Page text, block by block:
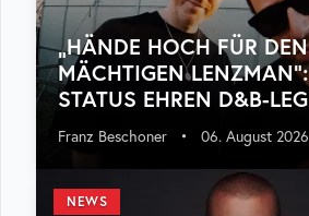
„HÄNDE HOCH FÜR DEN
MÄCHTIGEN
STATUS EHREN D&B-
Franz Beschoner • 06. August 2026
NEWS